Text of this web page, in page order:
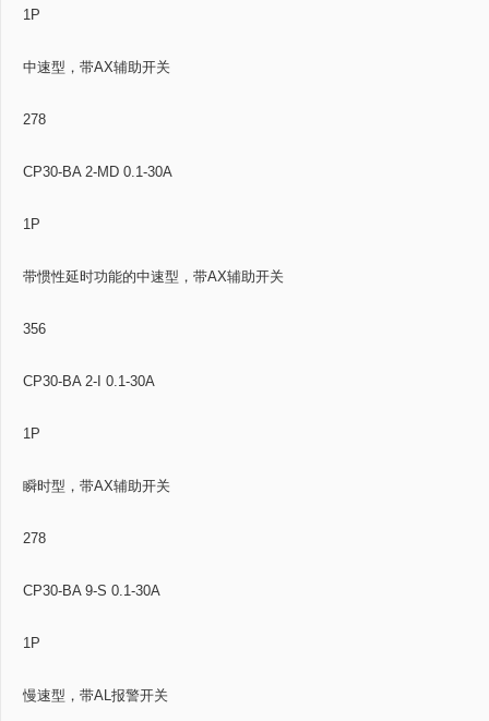
1P
中速型，带AX辅助开关
278
CP30-BA 2-MD 0.1-30A
1P
带惯性延时功能的中速型，带AX辅助开关
356
CP30-BA 2-I 0.1-30A
1P
瞬时型，带AX辅助开关
278
CP30-BA 9-S 0.1-30A
1P
慢速型，带AL报警开关